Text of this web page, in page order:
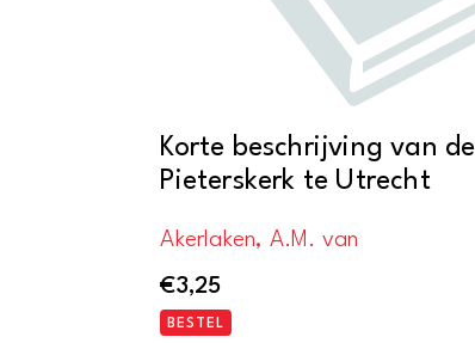
Korte beschrijving van de
Pieterskerk te Utrecht
Akerlaken, A.M. van
€3,25
BESTEL